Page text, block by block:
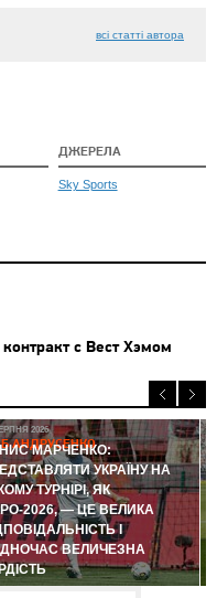
всі статті автора
ДЖЕРЕЛА
Sky Sports
с Вест Хэмом
АНДРУСЕНКО
2026
МАРЧЕНКО:
УКРАЇНУ НА
ТУРНІРІ, ЯК
2026, — ЦЕ ВЕЛИКА
І
ВЕЛИЧЕЗНА